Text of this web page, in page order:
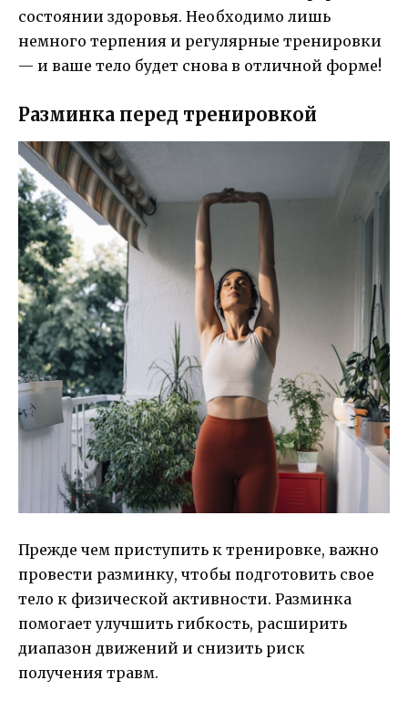
состоянии здоровья. Необходимо лишь
немного терпения и регулярные тренировки
— и ваше тело будет снова в отличной форме!
Разминка перед тренировкой
Прежде чем приступить к тренировке, важно
провести разминку, чтобы подготовить свое
тело к физической активности. Разминка
помогает улучшить гибкость, расширить
диапазон движений и снизить риск
получения травм.